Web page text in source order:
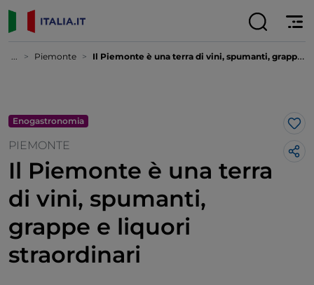
... Piemonte Il Piemonte è una terra di vini, spumanti, grappe e liquori straordinari
Enogastronomia
PIEMONTE
Il Piemonte è una terra
di vini, spumanti,
grappe e liquori
straordinari